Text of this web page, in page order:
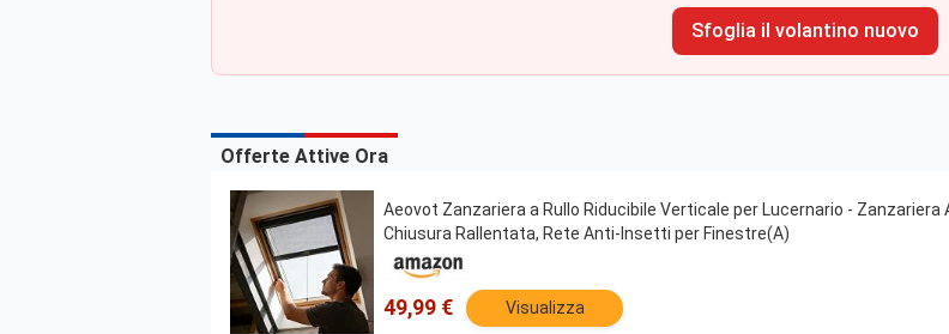
Sfoglia il volantino nuovo
Offerte Attive Ora
Aeovot Zanzariera a Rullo Riducibile Verticale per Lucernario -
Chiusura Rallentata, Rete Anti-Insetti per Finestre(A)
49,99 € Visualizza